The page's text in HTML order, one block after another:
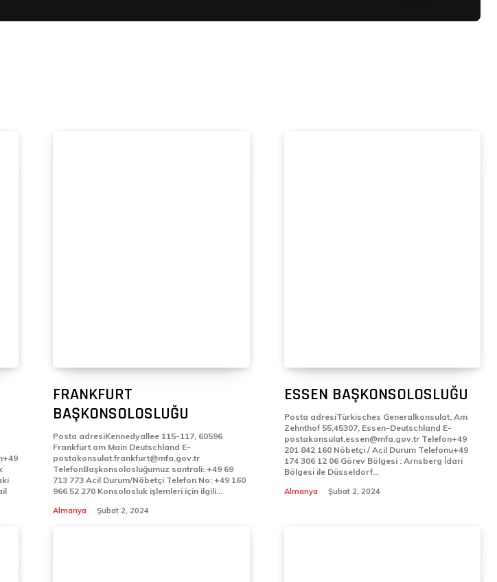
FRANKFURT
BAŞKONSOLOSLUĞU
Posta adresiKennedyallee 115-117, 60596
Frankfurt am Main Deutschland E-
postakonsulat.frankfurt@mfa.gov.tr
TelefonBaşkonsolosluğumuz santrali: +49 69
713 773 Acil Durum/Nöbetçi Telefon No: +49 160
966 52 270 Konsolosluk işlemleri için ilgili...
Almanya Şubat 2, 2024
ESSEN BAŞKONSOLOSLUĞU
Posta adresiTürkisches Generalkonsulat, Am
Zehnthof 55,45307, Essen-Deutschland E-
postakonsulat.essen@mfa.gov.tr Telefon+49
201 842 160 Nöbetçi / Acil Durum Telefonu+49
174 306 12 06 Görev Bölgesi : Arnsberg İdari
Bölgesi ile Düsseldorf...
Almanya Şubat 2, 2024